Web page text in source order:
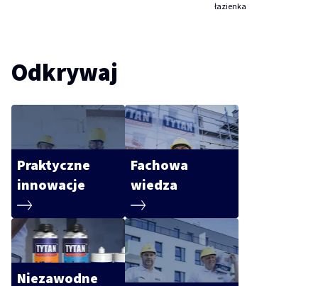
łazienka
Odkrywaj
Praktyczne
innowacje
Fachowa
wiedza
Niezawodne